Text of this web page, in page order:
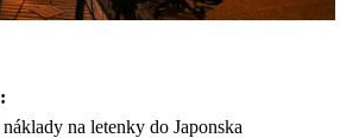
na letenky do Japonska